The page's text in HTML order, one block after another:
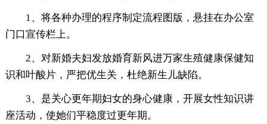
1、将各种办理的程序制定流程图版，悬挂在办公室
门口宣传栏上。
2、对新婚夫妇发放婚育新风进万家生殖健康保健知
识和叶酸片，严把优生关，杜绝新生儿缺陷。
3、是关心更年期妇女的身心健康，开展女性知识讲
座活动，使她们平稳度过更年期。